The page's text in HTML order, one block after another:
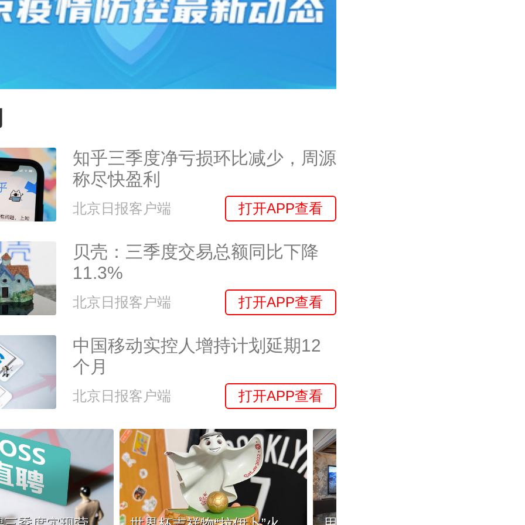
知乎三季度净亏损环比减少，周源
称尽快盈利
北京日报客户端 打开APP查看
贝壳：三季度交易总额同比下降
11.3%
北京日报客户端 打开APP查看
中国移动实控人增持计划延期12
个月
北京日报客户端 打开APP查看